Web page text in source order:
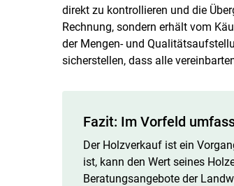
direkt zu kontrollieren und die
Rechnung, sondern erhält vom
der Mengen- und
sicherstellen, dass alle
Fazit: Im Vorfeld
Der Holzverkauf ist ein
ist, kann den Wert seines
Beratungsangebote der